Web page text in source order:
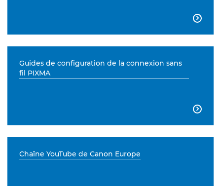

Guides de configuration de la connexion sans
fil PIXMA

Chaîne YouTube de Canon Europe